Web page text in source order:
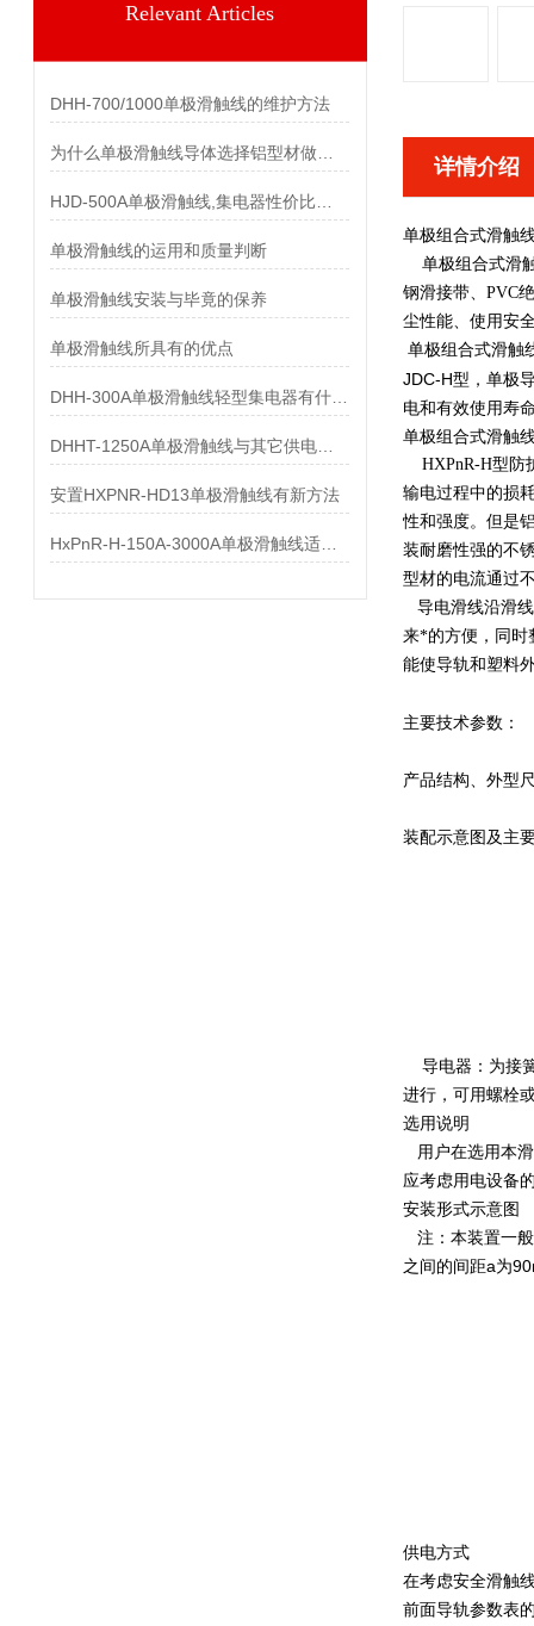
Relevant Articles
DHH-700/1000单极滑触线的维护方法
单极滑触线的运用和质量判断
单极滑触线安装与毕竟的保养
单极滑触线所具有的优点
安置HXPNR-HD13单极滑触线有新方法
详情介绍
单极组合式滑触
单极组合式滑触
钢滑接带、PVC
尘性能、使用安
单极组合式滑触
JDC-H型，单极
电和有效使用寿
单极组合式滑触
HXPnR-H型防
输电过程中的损
性和强度。但是
装耐磨性强的不
型材的电流通过
导电滑线沿滑线
来*的方便，同时
能使导轨和塑料
主要技术参数：
产品结构、外型
装配示意图及主
导电器：为接
进行，可用螺栓
选用说明
用户在选用本
应考虑用电设备
安装形式示意图
注：本装置一
之间的间距a为
供电方式
在考虑安全滑触
前面导轨参数表